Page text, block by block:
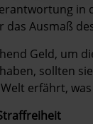
in
das Ausmaß
Geld, um
sollten
erfährt,